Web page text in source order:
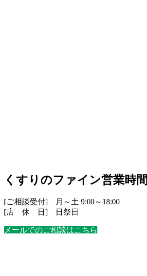
くすりのファイン営業時間
[ご相談受付] 月～土 9:00～18:00
[店 休 日] 日祭日
メールでのご相談はこちら